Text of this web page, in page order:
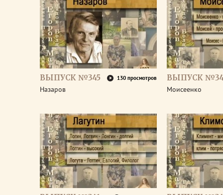
ВЫПУСК №345 130 просмотров
Назаров
ВЫПУСК
Моисеенко